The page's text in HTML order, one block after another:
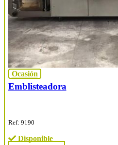
Ocasión
Emblisteadora
Ref: 9190
Disponible